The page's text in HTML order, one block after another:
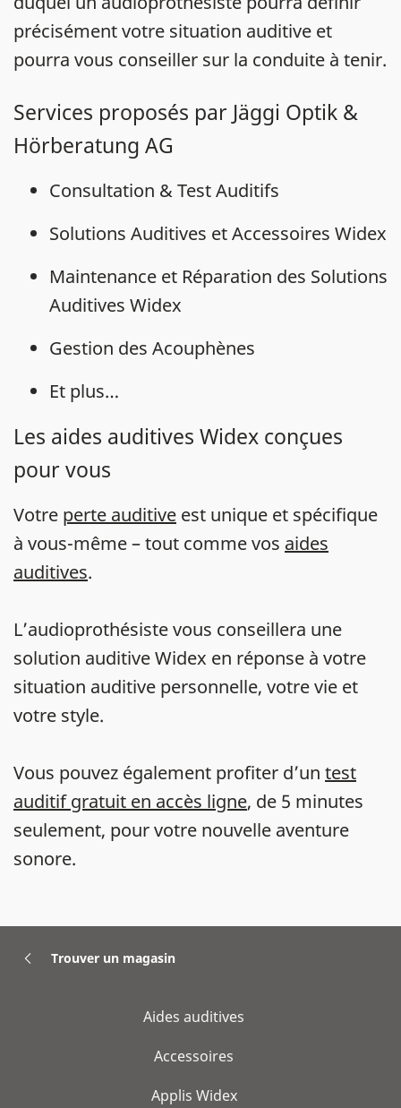
précisément votre situation auditive et
pourra vous conseiller sur la conduite à tenir.
Services proposés par Jäggi Optik &
Hörberatung AG
Consultation & Test Auditifs
Solutions Auditives et Accessoires Widex
Maintenance et Réparation des Solutions
Auditives Widex
Gestion des Acouphènes
Et plus…
Les aides auditives Widex conçues
pour vous
Votre perte auditive est unique et spécifique
à vous-même – tout comme vos aides
auditives.
L’audioprothésiste vous conseillera une
solution auditive Widex en réponse à votre
situation auditive personnelle, votre vie et
votre style.
Vous pouvez également profiter d’un test
auditif gratuit en accès ligne, de 5 minutes
seulement, pour votre nouvelle aventure
sonore.
Trouver un magasin
Aides auditives
Accessoires
Applis Widex